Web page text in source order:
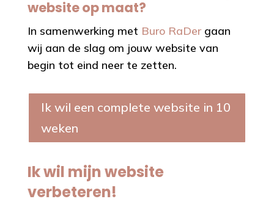
website op maat?
In samenwerking met Buro RaDergaan
wij aan de slag om jouw website van
begin tot eind neer te zetten.
Ik wil een complete website in 10
weken
Ik wil mijn website
verbeteren!